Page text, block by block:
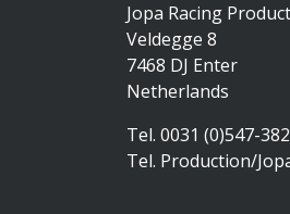
Jopa Racing
Veldegge 8
7468 DJ Enter
Netherlands
Tel. 0031 (0)547-
Tel. Production/